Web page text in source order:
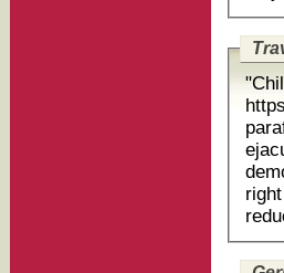
ejaculation By not